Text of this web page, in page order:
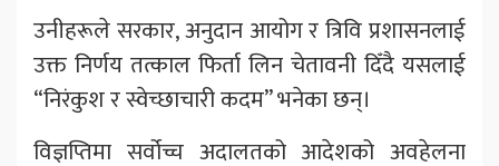
उनीहरूले सरकार, अनुदान आयोग र त्रिवि प्रशासनलाई
उक्त निर्णय तत्काल फिर्ता लिन चेतावनी दिँदै यसलाई
“निरंकुश र स्वेच्छाचारी कदम” भनेका छन्।
विज्ञप्तिमा सर्वोच्च अदालतको आदेशको अवहेलना